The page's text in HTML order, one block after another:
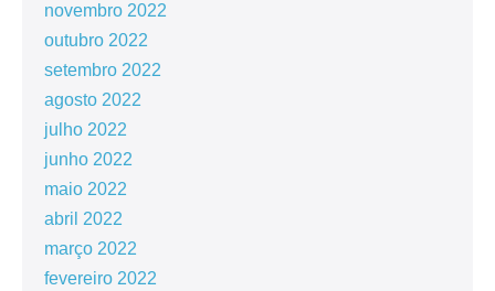
novembro 2022
outubro 2022
setembro 2022
agosto 2022
julho 2022
junho 2022
maio 2022
abril 2022
março 2022
fevereiro 2022